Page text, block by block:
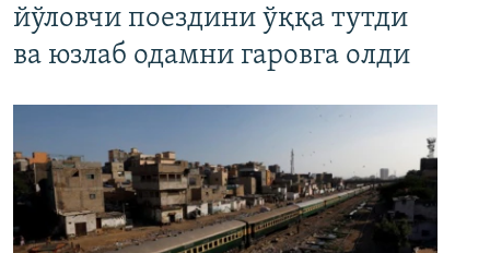
йўловчи поездини ўққа тутди
ва юзлаб одамни гаровга олди